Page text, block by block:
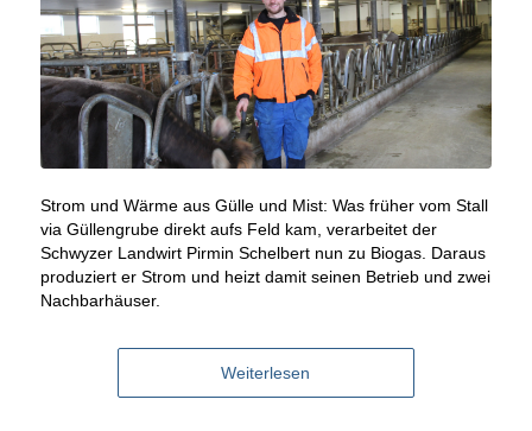
Strom und Wärme aus Gülle und Mist: Was früher vom Stall
via Güllengrube direkt aufs Feld kam, verarbeitet der
Schwyzer Landwirt Pirmin Schelbert nun zu Biogas. Daraus
produziert er Strom und heizt damit seinen Betrieb und zwei
Nachbarhäuser.
Weiterlesen